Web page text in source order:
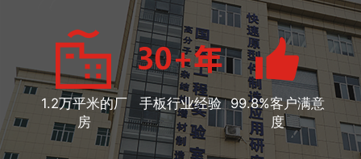
1.2万平米的厂
房
手板行业经验 99.8%客户满意
度